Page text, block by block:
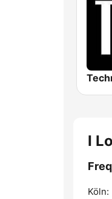
I
Köln: